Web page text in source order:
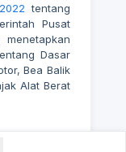
tentang
Pusat
Dasar
Bea Balik
Alat Berat